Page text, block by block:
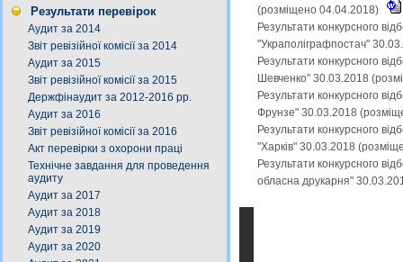
Результати перевірок
Аудит за 2014
Звіт ревізійної комісії за 2014
Аудит за 2015
Звіт ревізійної комісії за 2015
Держфінаудит за 2012-2016 рр.
Аудит за 2016
Звіт ревізійної комісії за 2016
Акт перевірки з охорони праці
Технічне завдання для проведення
аудиту
Аудит за 2017
Аудит за 2018
Аудит за 2019
Аудит за 2020
(розміщено 04.04.2018)
Результати конкурсного
"Украполіграфпостач"
Результати конкурсного
Шевченко" 30.03.2018
Результати конкурсного
Фрунзе" 30.03.2018
Результати конкурсного
"Харків" 30.03.2018
Результати конкурсного
обласна друкарня"